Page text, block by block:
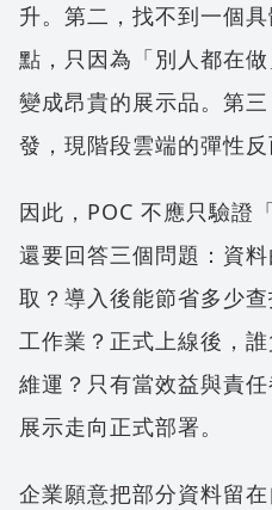
升。第二，找不到一個
點，只因為「別人都在
變成昂貴的展示品。第
發，現階段雲端的彈性反
因此，POC 不應只驗證
還要回答三個問題：資
取？導入後能節省多少
工作業？正式上線後，
維運？只有當效益與責
展示走向正式部署。
企業願意把部分資料留